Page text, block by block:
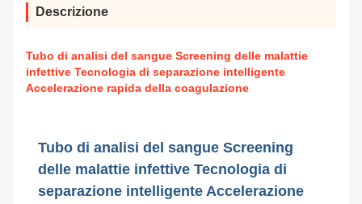
Descrizione
Tubo di analisi del sangue Screening delle malattie
infettive Tecnologia di separazione intelligente
Accelerazione rapida della coagulazione
Tubo di analisi del sangue Screening
delle malattie infettive Tecnologia di
separazione intelligente Accelerazione